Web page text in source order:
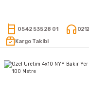
0542 535 28 01
Kargo Takibi